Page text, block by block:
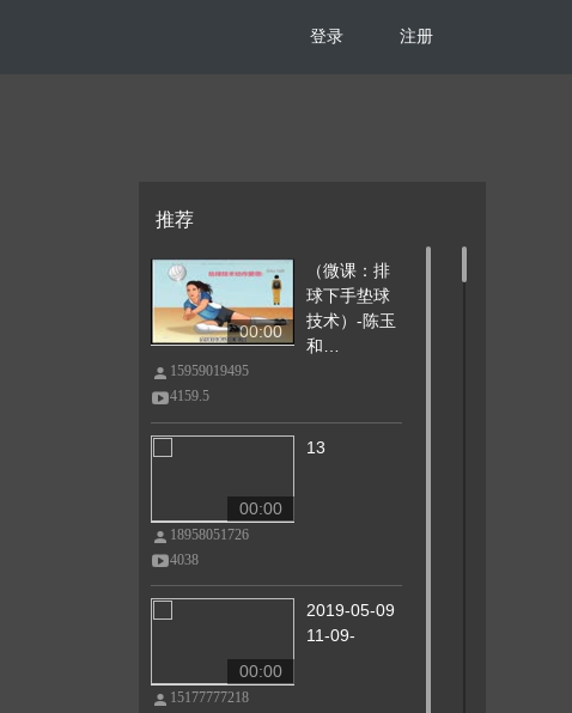
登录 注册
推荐
00:00
（微课：排
球下手垫球
技术）-陈玉
和…
15959019495
4159.5
00:00
13
18958051726
4038
00:00
2019-05-09
11-09-
15177777218